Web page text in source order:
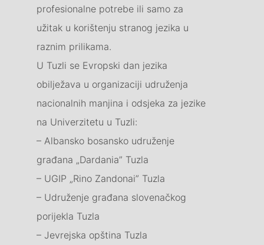
profesionalne potrebe ili samo za
užitak u korištenju stranog jezika u
raznim prilikama.
U Tuzli se Evropski dan jezika
obilježava u organizaciji udruženja
nacionalnih manjina i odsjeka za jezike
na Univerzitetu u Tuzli:
– Albansko bosansko udruženje
građana „Dardania” Tuzla
– UGIP „Rino Zandonai” Tuzla
– Udruženje građana slovenačkog
porijekla Tuzla
– Jevrejska opština Tuzla